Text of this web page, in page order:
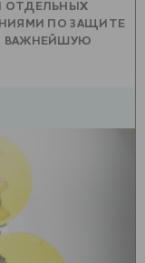
ОТДЕЛЬНЫХ
ПО ЗАЩИТЕ
ВАЖНЕЙШУЮ